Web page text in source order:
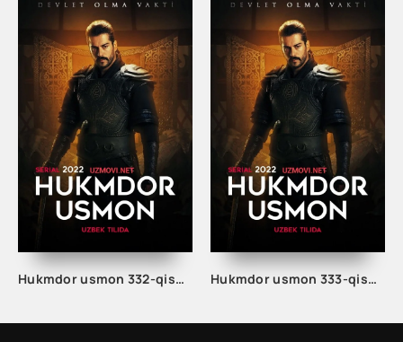
Hukmdor usmon 332-qism uzbek tilida Hukmdor usmon 333-qism uzbek tilida